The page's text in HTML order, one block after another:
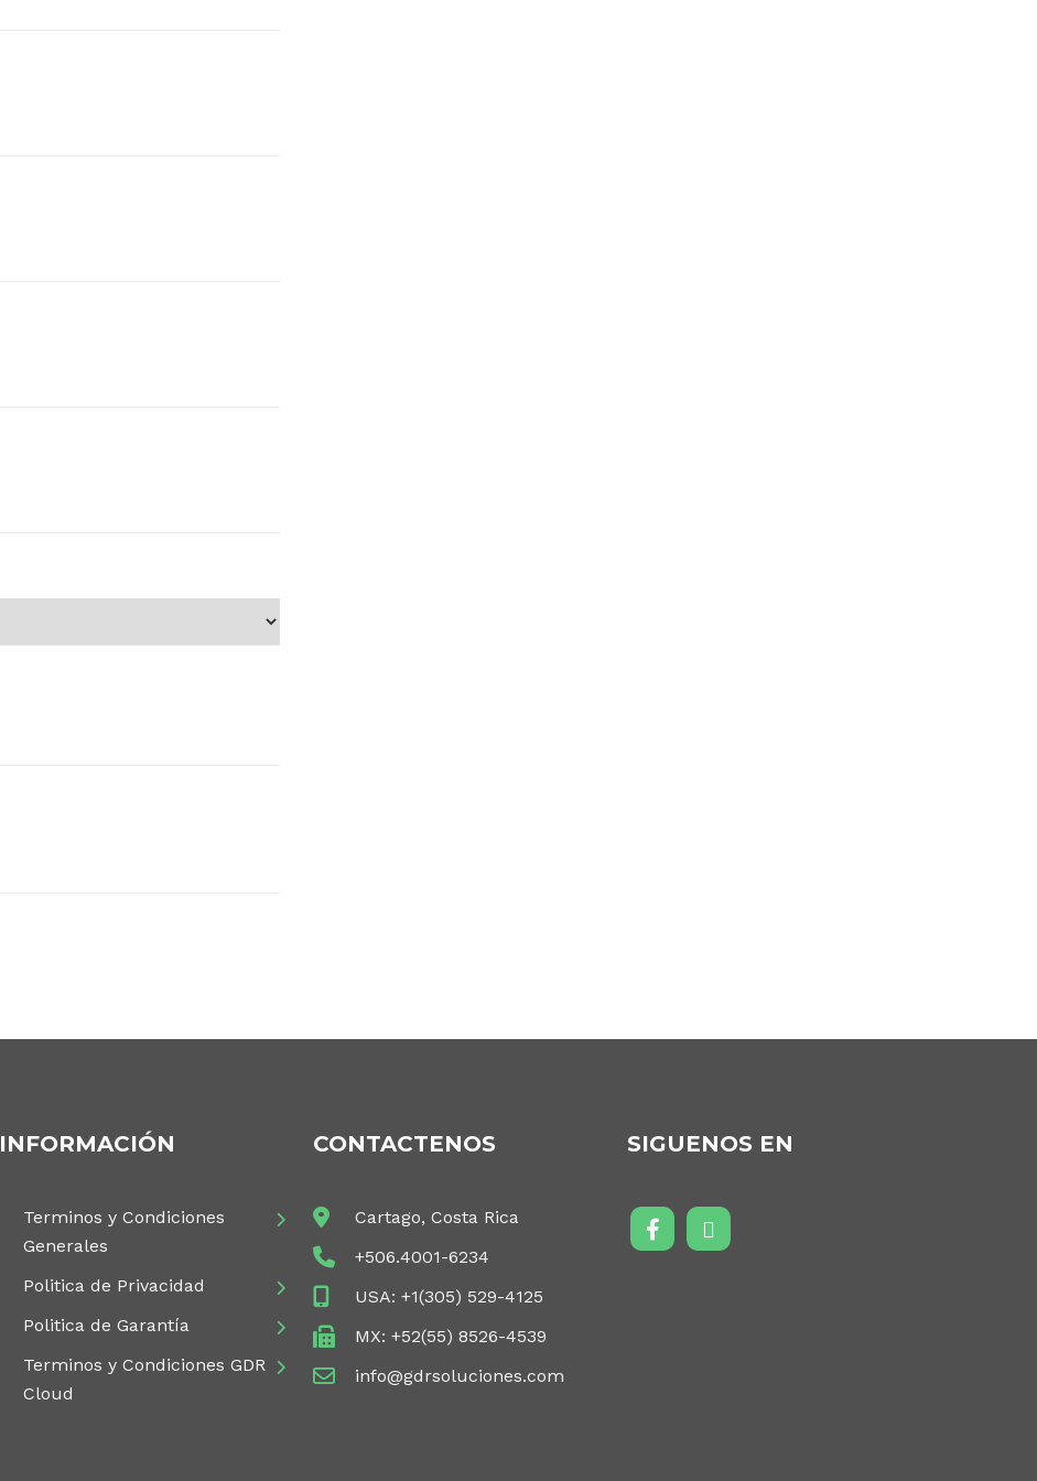
INFORMACIÓN
Terminos y Condiciones
Generales
Politica de Privacidad
Politica de Garantía
Terminos y Condiciones GDR
Cloud
CONTACTENOS
Cartago, Costa Rica
+506.4001-6234
USA: +1(305) 529-4125
MX: +52(55) 8526-4539
info@gdrsoluciones.com
SIGUENOS EN